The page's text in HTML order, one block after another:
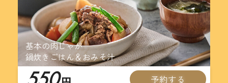
基本の肉じゃが
鍋炊きごはん＆おみそ汁
予約する